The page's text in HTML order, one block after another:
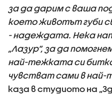
за да дарим с ваша
което животът губи
- надеждата. Нека
„Лазур“, за да
най-тежката си
чувстват сами в най-
каза в студиото на